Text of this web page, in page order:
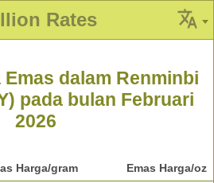
Rates
dalam Renminbi
pada bulan Februari
2026
Harga/gram Emas Harga/oz